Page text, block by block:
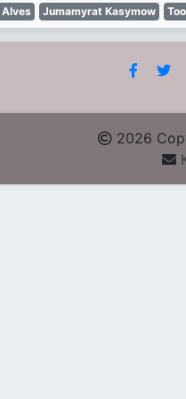
Alves
Jumamyrat Kasymow
2026